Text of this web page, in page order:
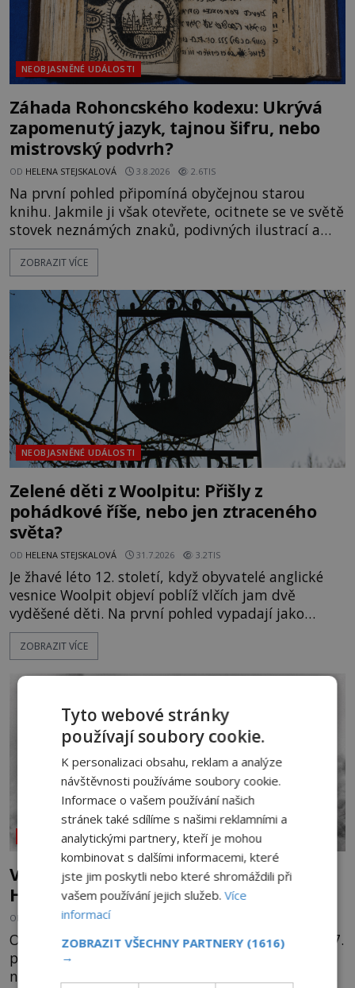
NEOBJASNĚNÉ UDÁLOSTI
Záhada Rohoncského kodexu: Ukrývá
zapomenutý jazyk, tajnou šifru, nebo
mistrovský podvrh?
OD HELENA STEJSKALOVÁ 3.8.2026 2.6TIS
Na první pohled připomíná obyčejnou starou
knihu. Jakmile ji však otevřete, ocitnete se ve světě
stovek neznámých znaků, podivných ilustrací a
textu, který už téměř dvě století vzdoruje všem
pokusům o rozluštění. Rohoncský kodex patří mezi
jistotou neví, kdo jej napsal, kdy vznikl ani co
vlastně vypráví. Rohoncský kodex se poprvé
objevuje v roce
ZOBRAZIT VÍCE
NEOBJASNĚNÉ UDÁLOSTI
Zelené děti z Woolpitu: Přišly z
pohádkové říše, nebo jen ztraceného
světa?
OD HELENA STEJSKALOVÁ 31.7.2026 3.2TIS
Je žhavé léto 12. století, když obyvatelé anglické
vesnice Woolpit objeví poblíž vlčích jam dvě
vyděšené děti. Na první pohled vypadají jako
každé jiné, až na jednu děsivou výjimku. Jejich
kůže má nazelenalý odstín, mluví
kromě syrových bobů. Příběh se rychle stává
jednou z největších záhad středověké Anglie a ani
po téměř devíti stech letech není
ZOBRAZIT VÍCE
NEOBJASNĚNÉ UDÁLOSTI
Věděli Američané o útoku na Pearl
Harbor dopředu?
OD ANDREA ŠULCOVÁ
Ohlušující výbuch otřese Pearl Harborem. Je ráno 7.
prosince 1941 a japonský útok mění americkou
námořní základnu v peklo. Torpéda posílají lodě
Tyto webové stránky
používají soubory cookie.
K personalizaci obsahu, reklam a analýze
návštěvnosti používáme soubory cookie.
Informace o vašem používání našich
stránek také sdílíme s našimi reklamními a
analytickými partnery, kteří je mohou
kombinovat s dalšími informacemi, které
jste jim poskytli nebo které shromáždili při
vašem používání jejich služeb.Více
informací
ZOBRAZIT VŠECHNY PARTNERY (1616)
→